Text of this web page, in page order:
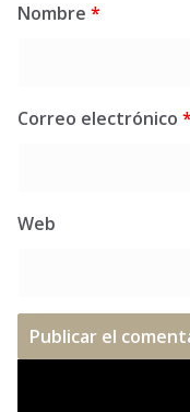
Nombre *
Correo electrónico *
Web